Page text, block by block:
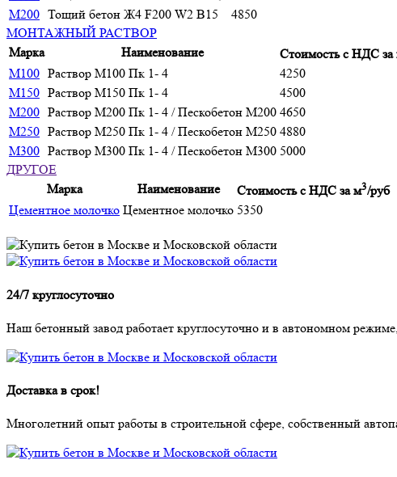
М200 Тощий бетон Ж4 F200 W2 В15
4850
МОНТАЖНЫЙ РАСТВОР
Марка
Наименование Стоимость с НДС за
М100 Раствор М100 Пк 1- 4
4250
М150 Раствор М150 Пк 1- 4
4500
М200 Раствор М200 Пк 1- 4 / Пескобетон М200 4650
М250 Раствор М250 Пк 1- 4 / Пескобетон М250 4880
М300 Раствор М300 Пк 1- 4 / Пескобетон М300 5000
ДРУГОЕ
Марка
Наименование Стоимость с НДС за м3/руб
Цементное молочко Цементное молочко 5350
24/7 круглосуточно
Наш бетонный завод работает круглосуточно и в автономном
Доставка в срок!
Многолетний опыт работы в строительной сфере, собственный